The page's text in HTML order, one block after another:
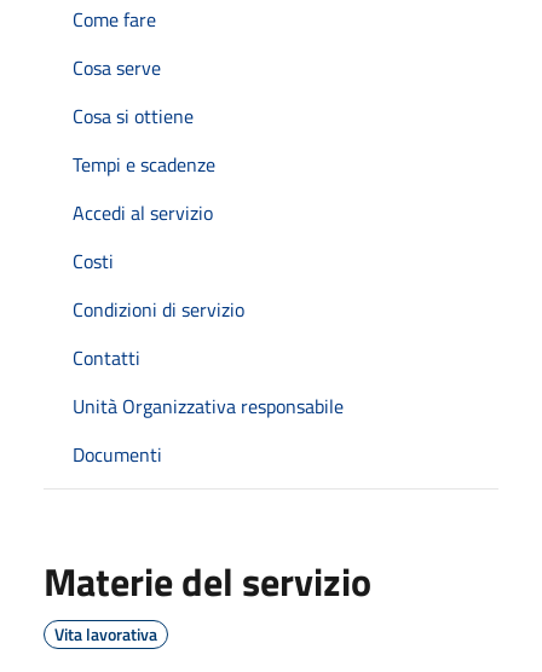
Come fare
Cosa serve
Cosa si ottiene
Tempi e scadenze
Accedi al servizio
Costi
Condizioni di servizio
Contatti
Unità Organizzativa responsabile
Documenti
Materie del servizio
Vita lavorativa